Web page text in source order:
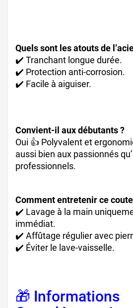
Quels sont les atouts de
✔️ Tranchant longue durée.
✔️ Protection anti-corrosion.
✔️ Facile à aiguiser.
Convient-il aux débutants ?
Oui 👍 Polyvalent et
aussi bien aux passionnés
professionnels.
Comment entretenir ce
✔️ Lavage à la main
immédiat.
✔️ Affûtage régulier avec
✔️ Éviter le lave-vaisselle.
🎁 Informations